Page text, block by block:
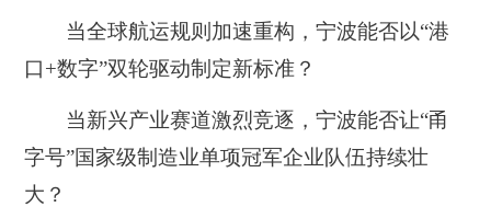
当全球航运规则加速重构，宁波能否以“港
口+数字”双轮驱动制定新标准？
当新兴产业赛道激烈竞逐，宁波能否让“甬
字号”国家级制造业单项冠军企业队伍持续壮
大？